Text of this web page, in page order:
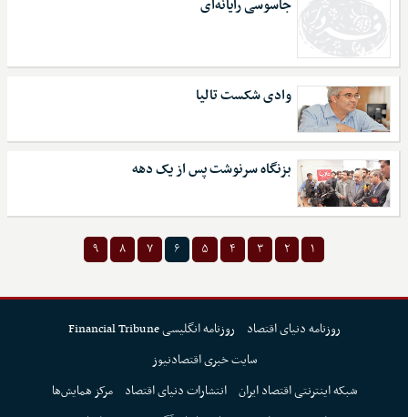
جاسوسی رایانه‌ای
وادی شکست تالیا
بزنگاه سرنوشت پس از یک دهه
۱ ۲ ۳ ۴ ۵ ۶ ۷ ۸ ۹
روزنامه دنیای اقتصاد
روزنامه انگلیسی Financial Tribune
سایت خبری اقتصادنیوز
شبکه اینترنتی اقتصاد ایران انتشارات دنیای اقتصاد
مرکز همایش‌ها